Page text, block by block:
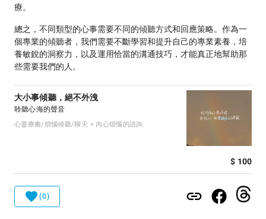
療。
總之，不同類型的心事需要不同的傾聽方式和回應策略。作為一
個專業的傾聽者，我們需要不斷學習和提升自己的專業素養，培
養敏銳的洞察力，以及運用恰當的溝通技巧，才能真正地幫助那
些需要我們的人。
大小事傾聽，絕不外洩
聆聽心海的聲音
心靈療癒/煩惱傾聽/聊天 > 內心煩惱的諮詢
$ 100
(0)